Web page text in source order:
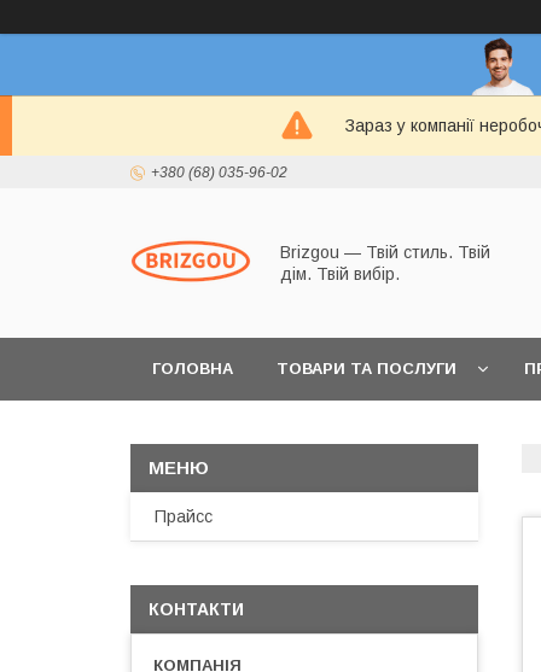
Зараз у компанії
+380 (68) 035-96-02
Brizgou — Твій стиль. Твій
дім. Твій вибір.
ГОЛОВНА ТОВАРИ ТА ПОСЛУГИ
Прайсс
КОНТАКТИ